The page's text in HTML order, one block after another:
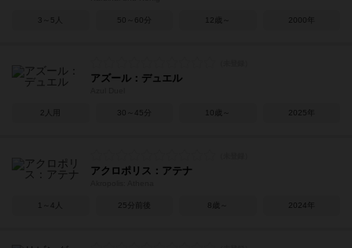
3～5人 50～60分 12歳～ 2000年
アズール：デュエル
2人用 30～45分 10歳～ 2025年
アクロポリス：アテナ
1～4人 25分前後 8歳～ 2024年